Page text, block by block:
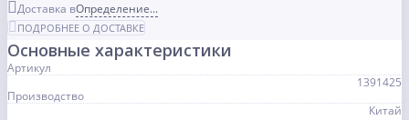
Доставка вОпределение...
ПОДРОБНЕЕ О ДОСТАВКЕ
Основные характеристики
Артикул
1391425
Производство
Китай